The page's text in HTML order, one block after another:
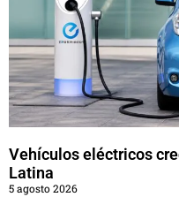
Vehículos eléctricos
Latina
5 agosto 2026